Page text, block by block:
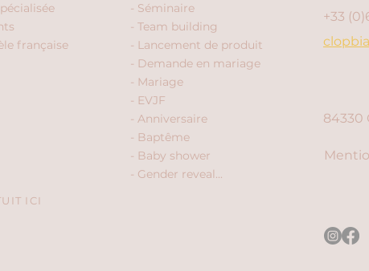
française
ICI
- Séminaire
- Team building
- Lancement de produit
- Demande en mariage
- Mariage
- EVJF
- Anniversaire
- Baptême
- Baby shower
- Gender reveal...
+33
84330